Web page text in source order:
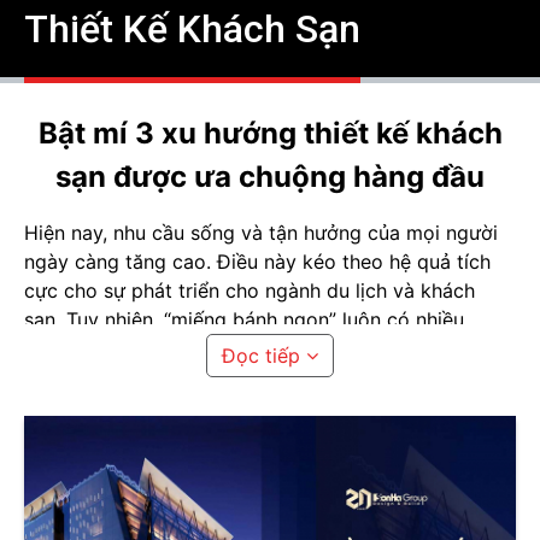
Thiết Kế Khách Sạn
Bật mí 3 xu hướng thiết kế khách
sạn được ưa chuộng hàng đầu
Hiện nay, nhu cầu sống và tận hưởng của mọi người
ngày càng tăng cao. Điều này kéo theo hệ quả tích
cực cho sự phát triển cho ngành du lịch và khách
sạn. Tuy nhiên, “miếng bánh ngon” luôn có nhiều
người muốn đạt được và không thể phủ nhận sự cạnh
tranh trong ngành này cực kỳ cao. Để tạo nên sự
yếu tố đầu tư về mặt thiết kế. Hãy để Sơn Hà Group
bật mí 3 xu hướng
thiết kế khách sạnđược ưa
chuộng hàng đầu hiện nay cho bạn.
Đọc tiếp